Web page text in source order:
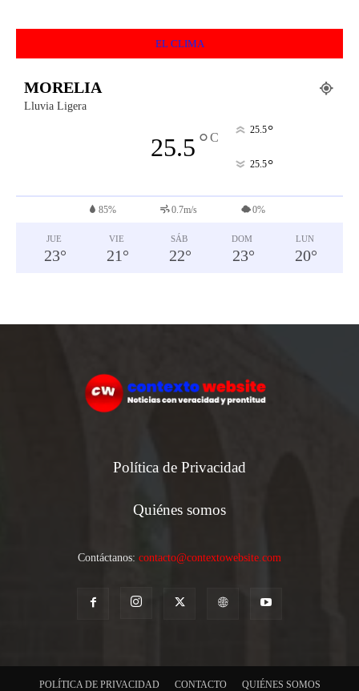
EL CLIMA
MORELIA
Lluvia Ligera
25.5°C
25.5°
25.5°
85% 0.7m/s 0%
JUE
23°
VIE
21 °
SÁB
22°
DOM
23°
LUN
20°
Política de Privacidad
Quiénes somos
Contáctanos: contacto@contextowebsite.com
POLÍTICA DE PRIVACIDAD CONTACTO QUIÉNES SOMOS